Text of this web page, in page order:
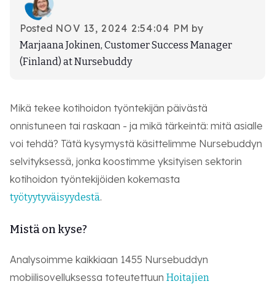
Posted NOV 13, 2024 2:54:04 PM by
Marjaana Jokinen, Customer Success Manager
(Finland) at Nursebuddy
Mikä tekee kotihoidon työntekijän päivästä
onnistuneen tai raskaan - ja mikä tärkeintä: mitä asialle
voi tehdä? Tätä kysymystä käsittelimme Nursebuddyn
selvityksessä, jonka koostimme yksityisen sektorin
kotihoidon työntekijöiden kokemasta
työtyytyväisyydestä.
Mistä on kyse?
Analysoimme kaikkiaan 1455 Nursebuddyn
mobiilisovelluksessa toteutettuun Hoitajien